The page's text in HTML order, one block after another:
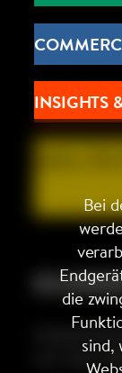
INSIGHTS
Global
uns neue
Bei
die
sind,